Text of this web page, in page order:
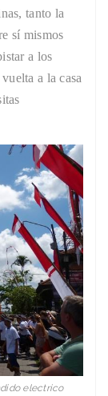
tanto la
sí mismos
a los
a la casa
electrico